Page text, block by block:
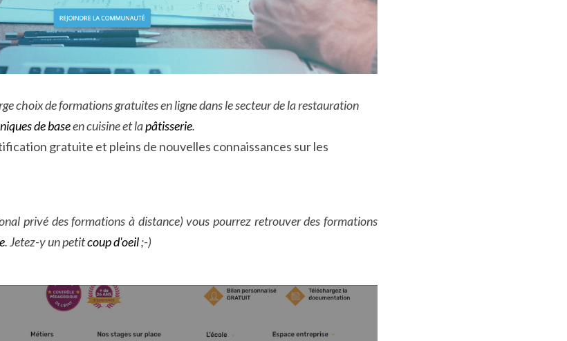
choix de formations gratuites en ligne dans le secteur de la restauration
de base en cuisine et la pâtisserie.
gratuite et pleins de nouvelles connaissances sur les
privé des formations à distance) vous pourrez retrouver des formations
. Jetez-y un petit coup d'oeil ;-)